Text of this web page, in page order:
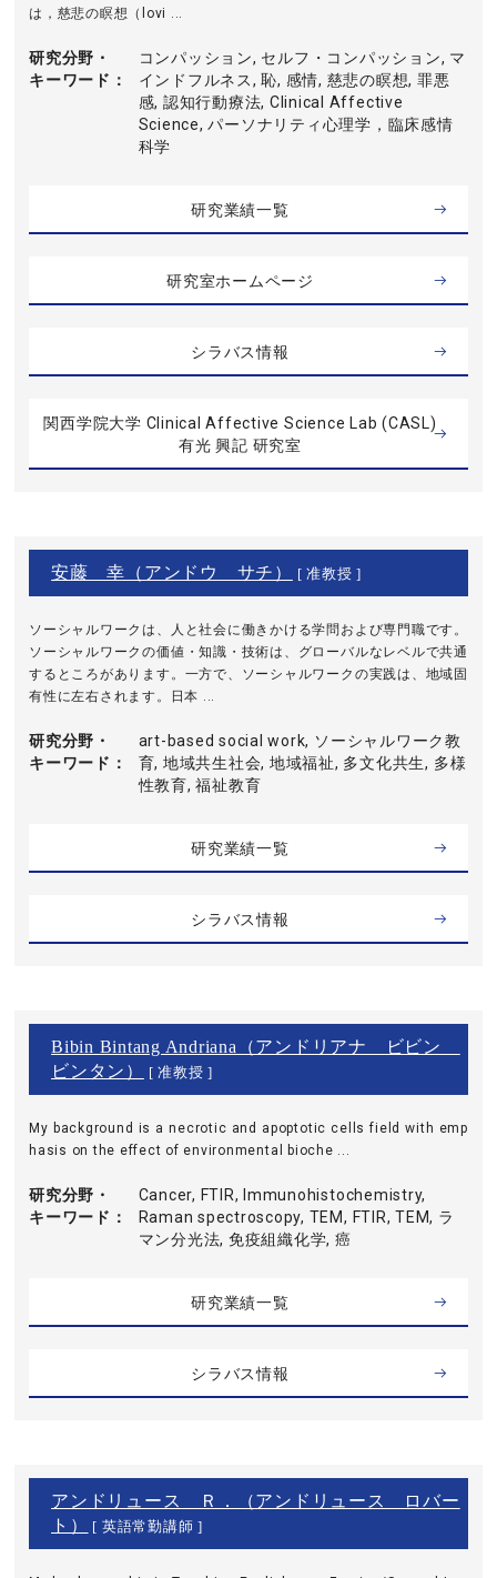
は，慈悲の瞑想（lovi ...
研究分野・
キーワード
コンパッション, セルフ・コンパッション, マ
インドフルネス, 恥, 感情, 慈悲の瞑想, 罪悪
感, 認知行動療法, Clinical Affective
Science, パーソナリティ心理学，臨床感情
科学
研究業績一覧
研究室ホームページ
シラバス情報
関西学院大学 Clinical Affective Science Lab (CASL)
有光 興記 研究室
安藤 幸（アンドウ サチ） [ 准教授 ]
ソーシャルワークは、人と社会に働きかける学問および専門職です。
ソーシャルワークの価値・知識・技術は、グローバルなレベルで共通
するところがあります。一方で、ソーシャルワークの実践は、地域固
有性に左右されます。日本 ...
研究分野・
キーワード
art-based social work, ソーシャルワーク教
育, 地域共生社会, 地域福祉, 多文化共生, 多様
性教育, 福祉教育
研究業績一覧
シラバス情報
Bibin Bintang Andriana（アンドリアナ ビビン
ビンタン）
[ 准教授 ]
My background is a necrotic and apoptotic cells field with emp
hasis on the effect of environmental bioche ...
研究分野・
キーワード
Cancer, FTIR, Immunohistochemistry,
Raman spectroscopy, TEM, FTIR, TEM, ラ
マン分光法, 免疫組織化学, 癌
研究業績一覧
シラバス情報
アンドリュース Ｒ．（アンドリュース ロバー
ト）
[ 英語常勤講師 ]